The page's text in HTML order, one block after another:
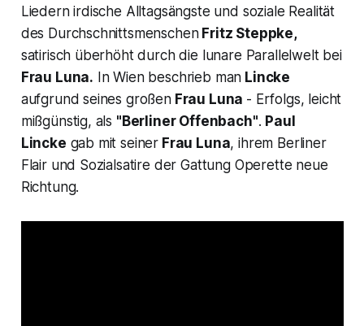
Liedern irdische Alltagsängste und soziale Realität
des DurchschnittsmenschenFritz Steppke,
satirisch überhöht durch die lunare Parallelwelt bei
Frau Luna. In Wien beschrieb man Lincke
aufgrund seines großenFrau Luna - Erfolgs, leicht
mißgünstig, als "Berliner Offenbach". Paul
Lincke gab mit seiner Frau Luna, ihrem Berliner
Flair und Sozialsatire der Gattung Operette neue
Richtung.